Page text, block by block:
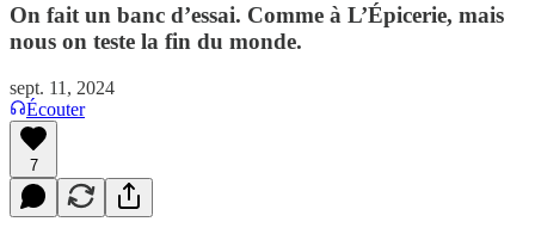
On fait un banc d’essai. Comme à L’Épicerie, mais
nous on teste la fin du monde.
sept. 11, 2024
Écouter
7